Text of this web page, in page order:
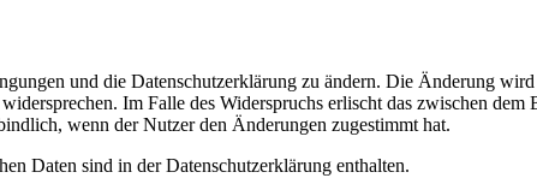
und die Datenschutzerklärung zu ändern. Die Änderung
Im Falle des Widerspruchs erlischt das zwischen
wenn der Nutzer den Änderungen zugestimmt hat.
Daten sind in der Datenschutzerklärung enthalten.